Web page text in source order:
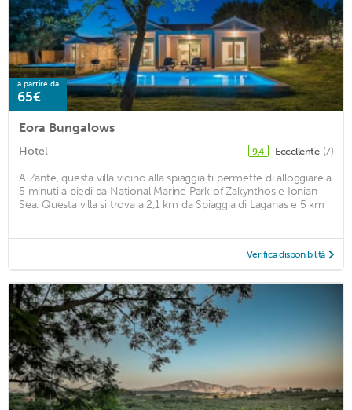
a partire da
65€
Eora Bungalows
Hotel 9,4 Eccellente (7)
A Zante, questa villa vicino alla spiaggia ti permette di alloggiare a
5 minuti a piedi da National Marine Park of Zakynthos e Ionian
Sea. Questa villa si trova a 2,1 km da Spiaggia di Laganas e 5 km
...
Verifica disponibilità